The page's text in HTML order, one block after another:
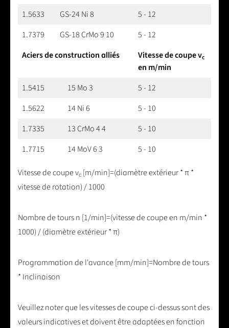
1.5633
GS-24 Ni 8
5 - 12
1.7379
GS-18 CrMo 9 10
5 - 12
Aciers de construction alliés
Vitesse de coupe vc
en m/min
1.5415
15 Mo 3
5 - 12
1.5622
14 Ni 6
5 - 10
1.7335
13 CrMo 4 4
5 - 10
1.7715
14 MoV 6 3 5 - 10
Vitesse de coupe vc [m/min]=(diamètre extérieur * π *
vitesse de rotation) / 1000
Nombre de tours n [1/min]=(vitesse de coupe en m/min *
1000) / (diamètre extérieur * π)
Programmation de l'avance [mm/min]=Nombre de tours
* Inclinaison
Veuillez noter que les vitesses de coupe ci-dessus sont des
valeurs indicatives et doivent être adaptées en fonction